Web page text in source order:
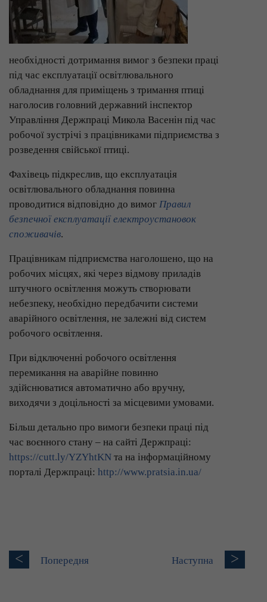
необхідності дотримання вимог з безпеки праці
під час експлуатації освітлювального
обладнання для приміщень з тримання птиці
наголосив головний державний інспектор
Управління Держпраці Микола Васенін під час
робочої зустрічі з працівниками підприємства з
розведення свійської птиці.
Фахівець підкреслив, що експлуатація
освітлювального обладнання повинна
проводитися відповідно до вимог Правил
безпечної експлуатації електроустановок
споживачів.
Працівникам підприємства наголошено, що на
робочих місцях, які через відмову приладів
штучного освітлення можуть створювати
небезпеку, необхідно передбачити системи
аварійного освітлення, не залежні від систем
робочого освітлення.
При відключенні робочого освітлення
перемикання на аварійне повинно
здійснюватися автоматично або вручну,
виходячи з доцільності за місцевими умовами.
Більш детально про вимоги безпеки праці під
час воєнного стану – на сайті Держпраці:
https://cutt.ly/YZYhtKN та на інформаційному
порталі Держпраці: http://www.pratsia.in.ua/
< Попередня Наступна >